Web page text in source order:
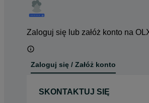
Zaloguj się lub załóż konto na
Zaloguj się / Załóż konto
SKONTAKTUJ SIĘ